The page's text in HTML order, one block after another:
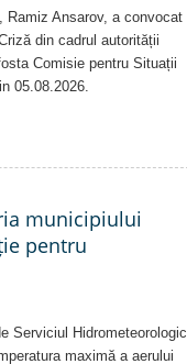
Ramiz Ansarov, a convocat
din cadrul autorității
Comisie pentru Situații
05.08.2026.
municipiului
pentru
Serviciul Hidrometeorologic
maximă a aerului